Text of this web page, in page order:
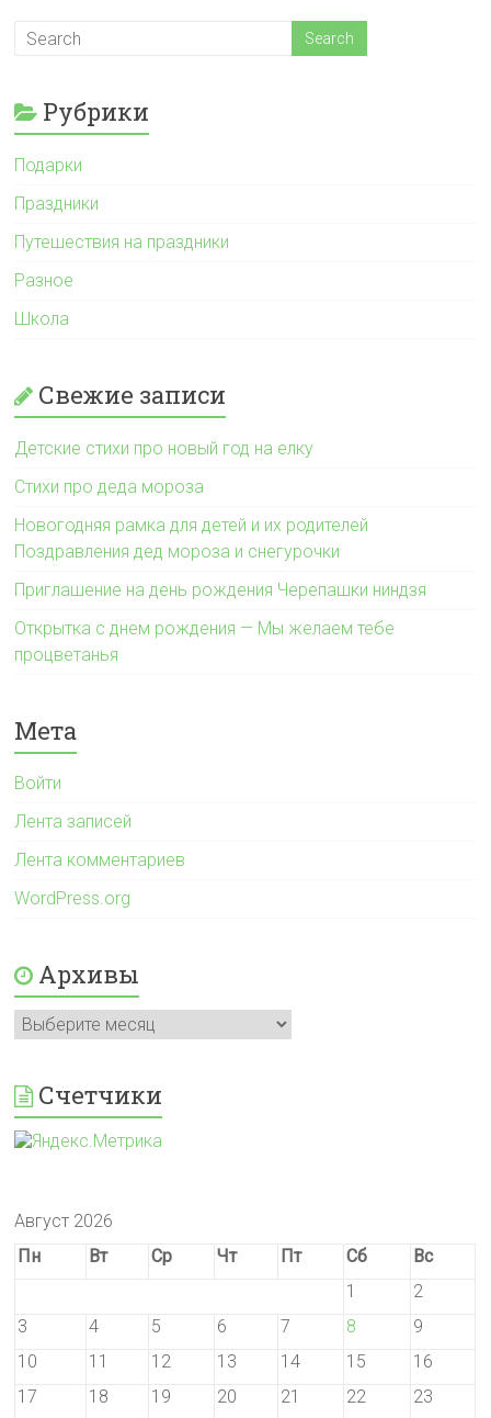
Рубрики
Подарки
Праздники
Путешествия на праздники
Разное
Школа
Свежие записи
Детские стихи про новый год на елку
Стихи про деда мороза
Новогодняя рамка для детей и их родителей
Поздравления дед мороза и снегурочки
Приглашение на день рождения Черепашки ниндзя
Открытка с днем рождения — Мы желаем тебе
процветанья
Мета
Войти
Лента записей
Лента комментариев
WordPress.org
Архивы
Архивы
Счетчики
Август 2026
Пн
Вт Ср Чт Пт Сб
Вс
1
2
3
4 5 6 7 8
9
10
11 12 13 14 15
16
17
18 19 20 21 22 23